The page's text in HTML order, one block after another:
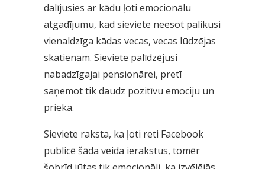
dalījusies ar kādu ļoti emocionālu
atgadījumu, kad sieviete neesot palikusi
vienaldzīga kādas vecas, vecas lūdzējas
skatienam. Sieviete palīdzējusi
nabadzīgajai pensionārei, pretī
saņemot tik daudz pozitīvu emociju un
prieka.
Sieviete raksta, ka ļoti reti Facebook
publicē šāda veida ierakstus, tomēr